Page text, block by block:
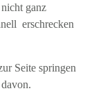
ganz
erschrecken
Seite springen